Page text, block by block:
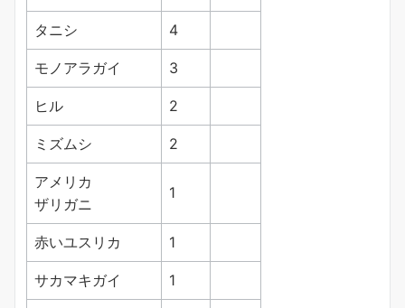
タニシ 4
モノアラガイ 3
ヒル 2
ミズムシ 2
アメリカ
ザリガニ
1
赤いユスリカ 1
サカマキガイ 1